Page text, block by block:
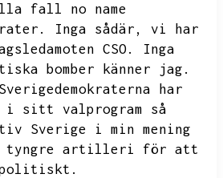
fall no name
Inga sådär,
vi har
CSO.
Inga
bomber känner jag.
har
i sitt valprogram så
Sverige i min mening
tyngre artilleri för att
politiskt.